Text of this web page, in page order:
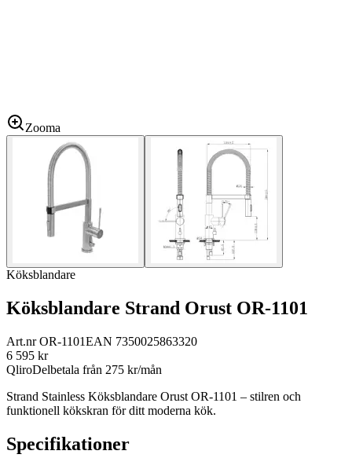
Zooma
Köksblandare
Köksblandare Strand Orust OR-1101
Art.nrOR-1101EAN 7350025863320
6 595 kr
QliroDelbetala från 275 kr/mån
Strand Stainless Köksblandare Orust OR-1101 – stilren och
funktionell kökskran för ditt moderna kök.
Specifikationer